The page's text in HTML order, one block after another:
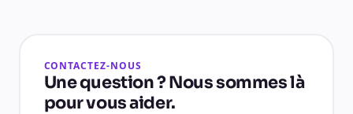
CONTACTEZ-NOUS
Une question ? Nous sommes là
pour vous aider.